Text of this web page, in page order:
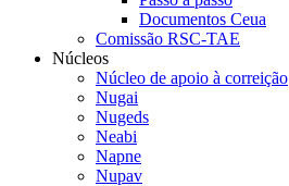
Documentos Ceua
Comissão RSC-TAE
Núcleos
Núcleo de apoio à correição
Nugai
Nugeds
Neabi
Napne
Nupav